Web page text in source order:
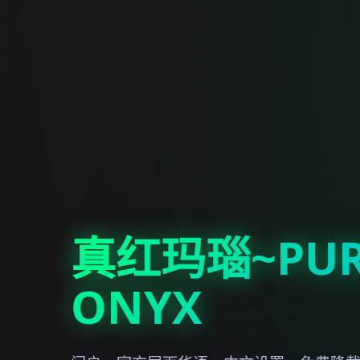
真红玛瑙
ONYX